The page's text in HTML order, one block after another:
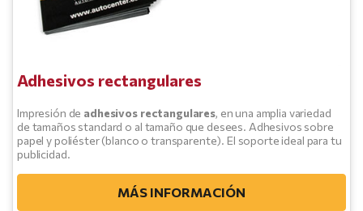
Adhesivos rectangulares
Impresión de adhesivos rectangulares, en una amplia variedad
de tamaños standard o al tamaño que desees. Adhesivos sobre
papel y poliéster (blanco o transparente). El soporte ideal para tu
publicidad.
MÁS INFORMACIÓN